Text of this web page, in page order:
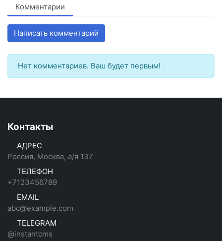
Комментарии
Написать комментарий
Нет комментариев. Ваш будет первым!
Контакты
АДРЕС
Россия, Москва, а/я 137
ТЕЛЕФОН
+7123456789
EMAIL
abc@example.com
TELEGRAM
@instantcms